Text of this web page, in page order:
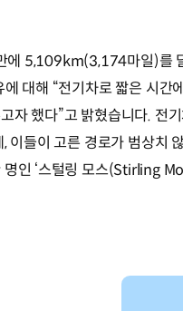
에 5,109km(3,174마일)를
대해 “전기차로 짧은 시간
자 했다”고 밝혔습니다. 전
이들이 고른 경로가 범상치
인 ‘스털링 모스(Stirling